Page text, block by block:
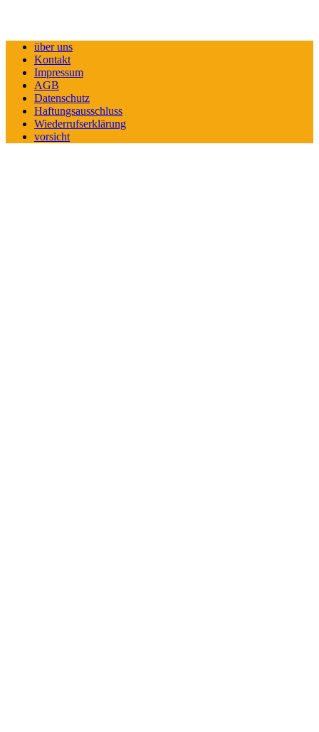
über uns
Kontakt
Impressum
AGB
Datenschutz
Haftungsausschluss
Wiederrufserklärung
vorsicht